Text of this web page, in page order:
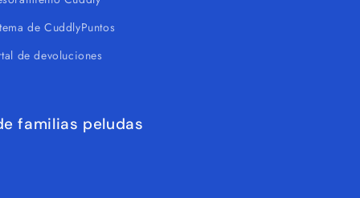
de CuddlyPuntos
de devoluciones
familias peludas